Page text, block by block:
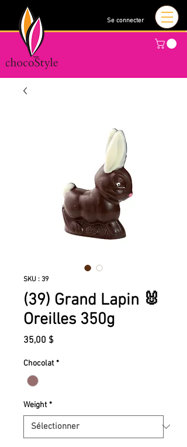
Se connecter
SKU : 39
(39) Grand Lapin 🐰
Oreilles 350g
35,00 $Prix
Chocolat *
Weight *